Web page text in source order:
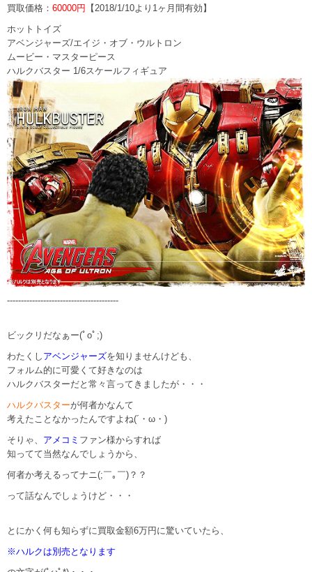
買取価格： 60000円 【2018/1/10より1ヶ月間有効】
ホットトイズ
アベンジャーズ/エイジ・オブ・ウルトロン
ムービー・マスターピース
ハルクバスター 1/6スケールフィギュア
----------------------------------------
ビックリだなぁー(ﾟoﾟ;)
わたくし アベンジャーズを知りませんけども、
フォルム的に可愛くて好きなのは
ハルクバスターだと常々言ってきましたが・・・
ハルクバスターが何者かなんて
考えたことなかったんですよね(´・ω・)
そりゃ、 アメコミ ファン様からすれば
知ってて当然なんでしょうから、
何者か考えるってナニ(;￣｡￣)？？
って話なんでしょうけど・・・
とにかく何も知らずに買取金額6万円に驚いていたら、
※ハルクは別売となります